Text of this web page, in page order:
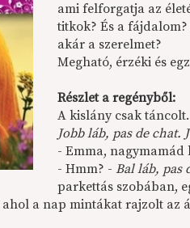
ami felforgatja az
titkok? És a
akár a szerelmet?
Megható, érzéki és
Részlet a regényből:
A kislány csak táncolt.
Jobb láb, pas de chat.
- Emma, nagymamád
- Hmm? - Bal láb, pas
parkettás szobában,
a nap mintákat rajzolt az